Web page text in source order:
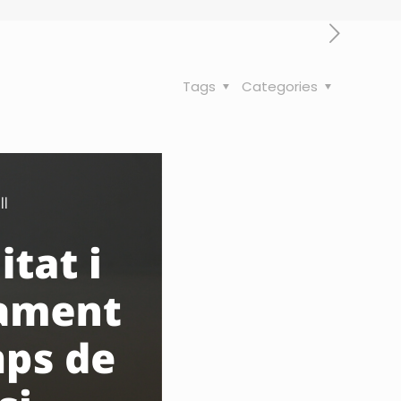
Categories
Tags